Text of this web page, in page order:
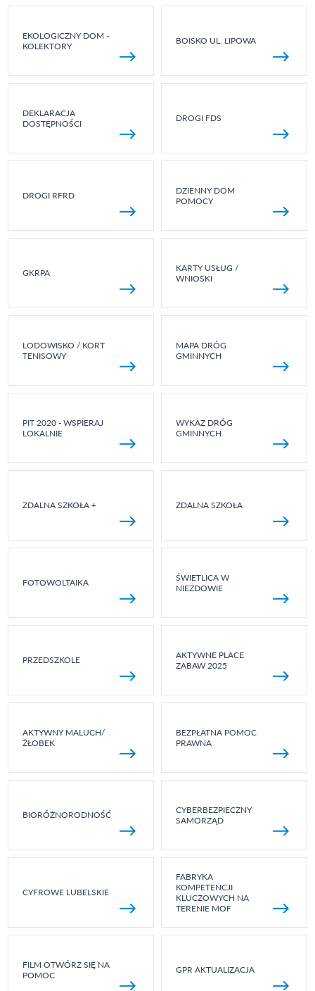
EKOLOGICZNY DOM -
KOLEKTORY
BOISKO UL. LIPOWA
DEKLARACJA
DOSTĘPNOŚCI
DROGI FDS
DROGI RFRD
DZIENNY DOM
POMOCY
GKRPA
KARTY USŁUG /
WNIOSKI
LODOWISKO / KORT
TENISOWY
MAPA DRÓG
GMINNYCH
PIT 2020 - WSPIERAJ
LOKALNIE
WYKAZ DRÓG
GMINNYCH
ZDALNA SZKOŁA + ZDALNA SZKOŁA
FOTOWOLTAIKA
ŚWIETLICA W
NIEZDOWIE
PRZEDSZKOLE
AKTYWNE PLACE
ZABAW 2025
AKTYWNY MALUCH/
ŻŁOBEK
BEZPŁATNA POMOC
PRAWNA
BIORÓŻNORODNOŚĆ
CYBERBEZPIECZNY
SAMORZĄD
CYFROWE LUBELSKIE
FABRYKA
KOMPETENCJI
KLUCZOWYCH NA
TERENIE MOF
FILM OTWÓRZ SIĘ NA
POMOC
GPR AKTUALIZACJA